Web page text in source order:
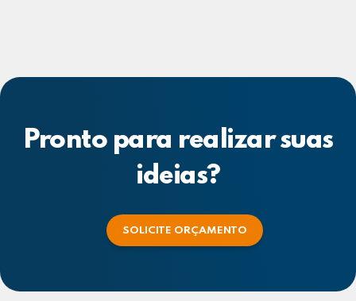
Pronto para realizar suas
ideias?
SOLICITE ORÇAMENTO